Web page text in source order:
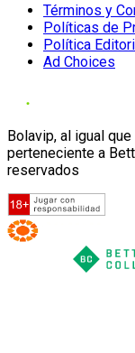
Términos y
Políticas de
Política
Ad Choices
Bolavip, al igual
perteneciente a
reservados